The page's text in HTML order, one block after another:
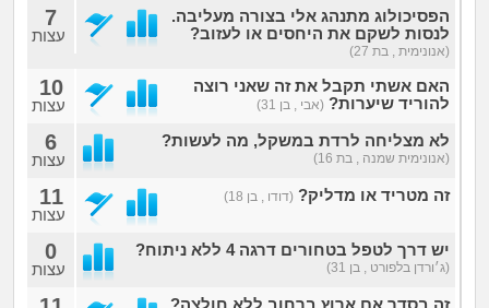
הפסיכולוג מתנהג אלי בצורה מעליבה.
לנסות לשקם את היחסים או לעזוב?
(אנונימית , בת 27)
7
עצות
האם אשתי תקבל את זה שאני רוצה
להוריד שיערות? (אבי , בן 31)
10
עצות
לא מצליחה לרדת במשקל, מה לעשות?
(אנונימית שמנה , בת 16)
6
עצות
זה מטריד או מדליק? (דודו , בן 18) 11
עצות
יש דרך לטפל בטחורים דרגה 4 ללא ניתוח?
(ג׳ורדן בלפורט , בן 31)
0
עצות
זה בסדר אם ארוץ ברחוב ללא חולצה?